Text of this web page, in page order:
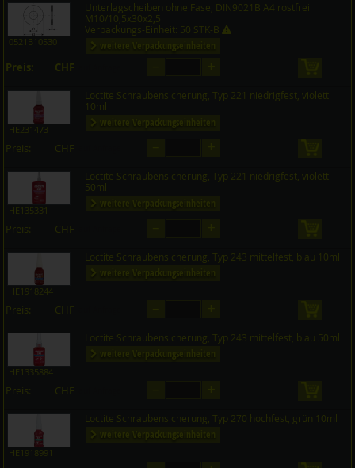
0521B10530
Unterlagscheiben ohne Fase, DIN9021B A4 rostfrei
M10/10,5x30x2,5
Verpackungs-Einheit: 50 STK-B
weitere Verpackungseinheiten
Preis: CHF
HE231473
Loctite Schraubensicherung, Typ 221 niedrigfest, violett
10ml
weitere Verpackungseinheiten
Preis: CHF
HE135331
Loctite Schraubensicherung, Typ 221 niedrigfest, violett
50ml
weitere Verpackungseinheiten
Preis: CHF
HE1918244
Loctite Schraubensicherung, Typ 243 mittelfest, blau 10ml
weitere Verpackungseinheiten
Preis: CHF
HE1335884
Loctite Schraubensicherung, Typ 243 mittelfest, blau 50ml
weitere Verpackungseinheiten
Preis: CHF
HE1918991
Loctite Schraubensicherung, Typ 270 hochfest, grün 10ml
weitere Verpackungseinheiten